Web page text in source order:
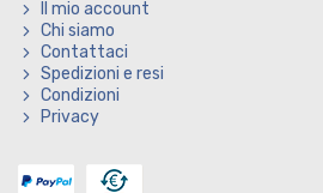
Il mio account
Chi siamo
Contattaci
Spedizioni e resi
Condizioni
Privacy